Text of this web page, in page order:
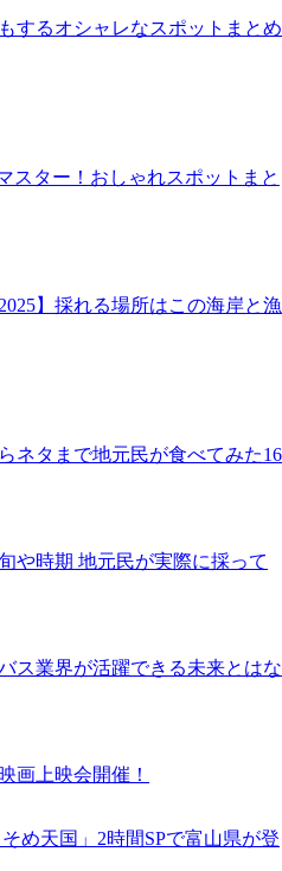
するオシャレなスポットまとめ
スター！おしゃれスポットまと
】採れる場所はこの海岸と漁
ネタまで地元民が食べてみた16
や時期 地元民が実際に採って
ス業界が活躍できる未来とはな
画上映会開催！
め天国」2時間SPで富山県が登